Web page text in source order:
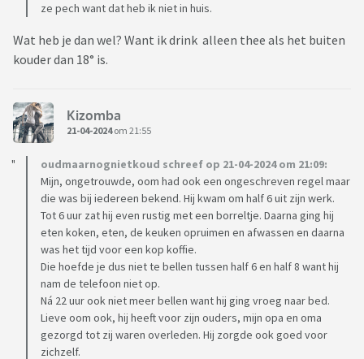
ze pech want dat heb ik niet in huis.
Wat heb je dan wel? Want ik drink alleen thee als het buiten
kouder dan 18° is.
Kizomba
21-04-2024om 21:55
oudmaarnognietkoud schreef op 21-04-2024 om 21:09:
Mijn, ongetrouwde, oom had ook een ongeschreven regel maar
die was bij iedereen bekend. Hij kwam om half 6 uit zijn werk.
Tot 6 uur zat hij even rustig met een borreltje. Daarna ging hij
eten koken, eten, de keuken opruimen en afwassen en daarna
was het tijd voor een kop koffie.
Die hoefde je dus niet te bellen tussen half 6 en half 8 want hij
nam de telefoon niet op.
Ná 22 uur ook niet meer bellen want hij ging vroeg naar bed.
Lieve oom ook, hij heeft voor zijn ouders, mijn opa en oma
gezorgd tot zij waren overleden. Hij zorgde ook goed voor
zichzelf.